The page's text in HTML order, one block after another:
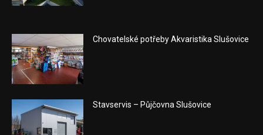
Chovatelské potřeby Akvaristika Slušovice
Stavservis – Půjčovna Slušovice